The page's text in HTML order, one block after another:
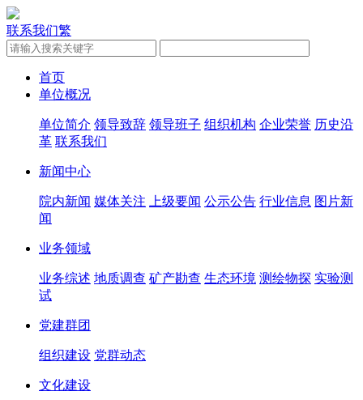
联系我们繁
首页
单位概况
单位简介 领导致辞 领导班子 组织机构 企业荣誉 历史沿
革 联系我们
新闻中心
院内新闻 媒体关注 上级要闻 公示公告 行业信息 图片新
闻
业务领域
业务综述 地质调查 矿产勘查 生态环境 测绘物探 实验测
试
党建群团
组织建设 党群动态
文化建设